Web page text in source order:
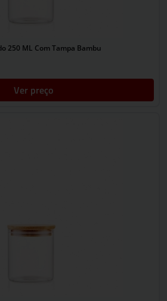
250 ML Com Tampa Bambu
Ver preço